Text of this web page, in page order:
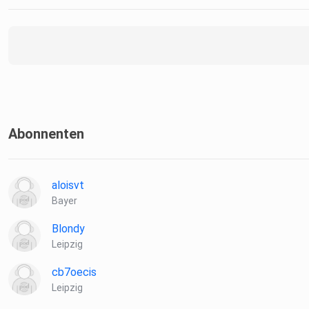
Abonnenten
aloisvt
Bayer
Blondy
Leipzig
cb7oecis
Leipzig